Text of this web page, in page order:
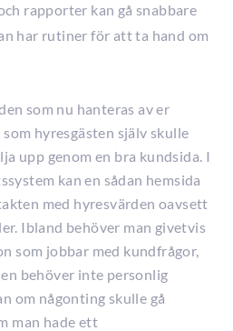
rapporter kan gå snabbare
har rutiner för att ta hand om
som nu hanteras av er
hyresgästen själv skulle
upp genom en bra kundsida. I
kan en sådan hemsida
med hyresvärden oavsett
Ibland behöver man givetvis
som jobbar med kundfrågor,
behöver inte personlig
om någonting skulle gå
man hade ett